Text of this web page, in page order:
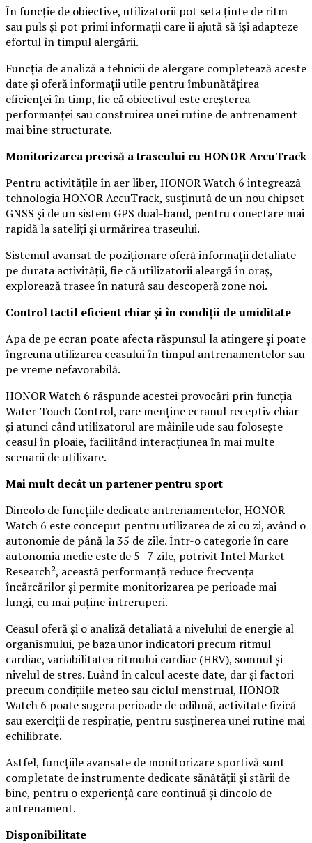
În funcție de obiective, utilizatorii pot seta ținte de ritm
sau puls și pot primi informații care îi ajută să își adapteze
efortul în timpul alergării.
Funcția de analiză a tehnicii de alergare completează aceste
date și oferă informații utile pentru îmbunătățirea
eficienței în timp, fie că obiectivul este creșterea
performanței sau construirea unei rutine de antrenament
mai bine structurate.
Monitorizarea precisă a traseului cu HONOR AccuTrack
Pentru activitățile în aer liber, HONOR Watch 6 integrează
tehnologia HONOR AccuTrack, susținută de un nou chipset
GNSS și de un sistem GPS dual-band, pentru conectare mai
rapidă la sateliți și urmărirea traseului.
Sistemul avansat de poziționare oferă informații detaliate
pe durata activității, fie că utilizatorii aleargă în oraș,
explorează trasee în natură sau descoperă zone noi.
Control tactil eficient chiar și în condiții de umiditate
Apa de pe ecran poate afecta răspunsul la atingere și poate
îngreuna utilizarea ceasului în timpul antrenamentelor sau
pe vreme nefavorabilă.
HONOR Watch 6 răspunde acestei provocări prin funcția
Water-Touch Control, care menține ecranul receptiv chiar
și atunci când utilizatorul are mâinile ude sau folosește
ceasul în ploaie, facilitând interacțiunea în mai multe
scenarii de utilizare.
Mai mult decât un partener pentru sport
Dincolo de funcțiile dedicate antrenamentelor, HONOR
Watch 6 este conceput pentru utilizarea de zi cu zi, având o
autonomie de până la 35 de zile. Într-o categorie în care
autonomia medie este de 5–7 zile, potrivit Intel Market
Research², această performanță reduce frecvența
încărcărilor și permite monitorizarea pe perioade mai
lungi, cu mai puține întreruperi.
Ceasul oferă și o analiză detaliată a nivelului de energie al
organismului, pe baza unor indicatori precum ritmul
cardiac, variabilitatea ritmului cardiac (HRV), somnul și
nivelul de stres. Luând în calcul aceste date, dar și factori
precum condițiile meteo sau ciclul menstrual, HONOR
Watch 6 poate sugera perioade de odihnă, activitate fizică
sau exerciții de respirație, pentru susținerea unei rutine mai
echilibrate.
Astfel, funcțiile avansate de monitorizare sportivă sunt
completate de instrumente dedicate sănătății și stării de
bine, pentru o experiență care continuă și dincolo de
antrenament.
Disponibilitate